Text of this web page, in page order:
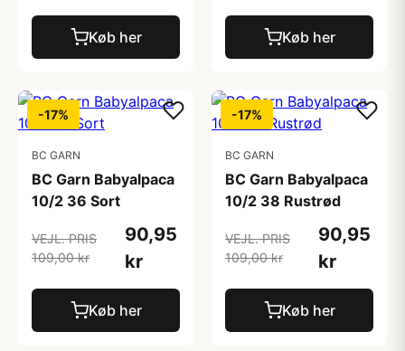
Køb her Køb her
-17%
BC GARN
BC Garn Babyalpaca
10/2 36 Sort
VEJL. PRIS
109,00 kr
90,95
kr
Køb her
-17%
BC GARN
BC Garn Babyalpaca
10/2 38 Rustrød
VEJL. PRIS
109,00 kr
90,95
kr
Køb her